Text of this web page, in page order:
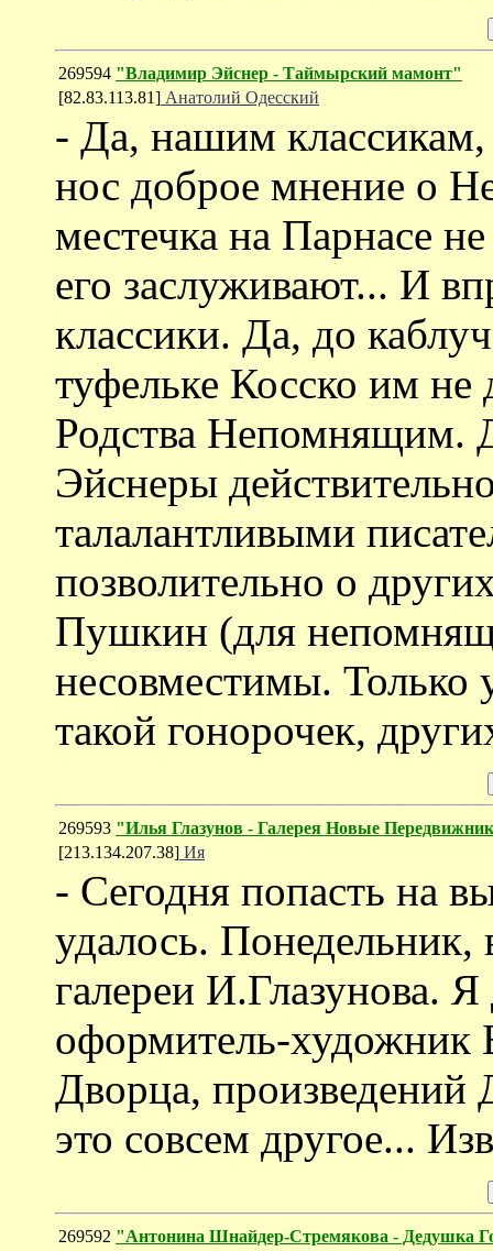
269594 "Владимир Эйснер - Таймырский мамонт"
[82.83.113.81] Анатолий Одесский
- Да, нашим
нос доброе мнение о
местечка на Парнасе
его заслуживают... И
классики. Да, до
туфельке Косско им
Родства Непомнящим.
Эйснеры
талалантливыми
позволительно о
Пушкин (для
несовместимы. Только
такой гонорочек,
269593 "Илья Глазунов - Галерея Новые
[213.134.207.38] Ия
- Сегодня попасть на
удалось. Понедельник,
галереи И.Глазунова.
оформитель-художник
Дворца, произведений
это совсем другое...
269592 "Антонина Шнайдер-Стремякова - Дедушка